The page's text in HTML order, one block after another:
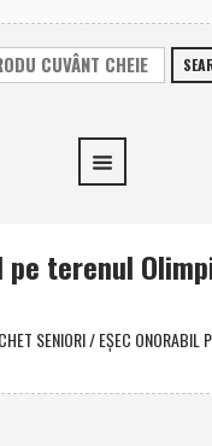
pe terenul
SENIORI/EŞEC ONORABIL